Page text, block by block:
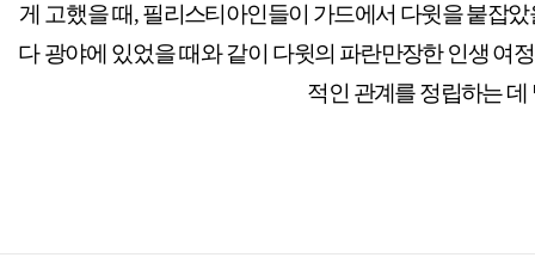
게 고했을 때,필리스티아인들이 가드에서 다윗을 붙잡았
다 광야에 있었을 때와 같이 다윗의 파란만장한 인생 여
적인 관계를 정립하는